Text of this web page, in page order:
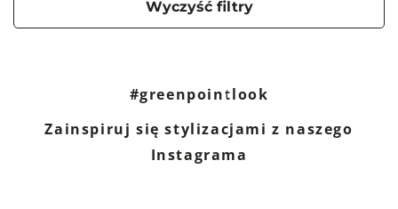
Wyczyść filtry
#greenpointlook
Zainspiruj się stylizacjami z naszego
Instagrama